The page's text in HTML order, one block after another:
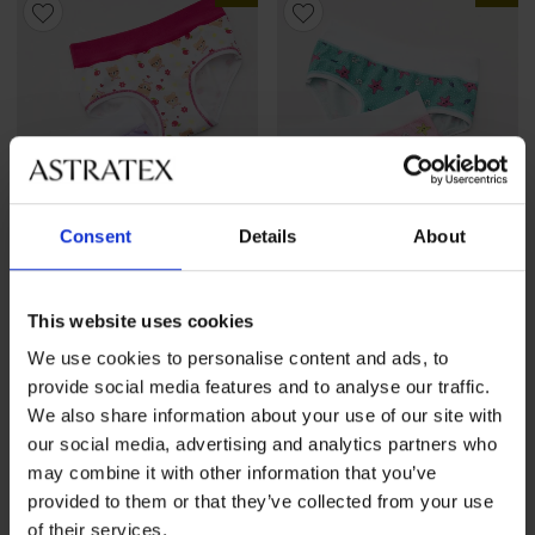
Consent Details About
This website uses cookies
We use cookies to personalise content and ads, to
provide social media features and to analyse our traffic.
We also share information about your use of our site with
our social media, advertising and analytics partners who
may combine it with other information that you’ve
provided to them or that they’ve collected from your use
of their services.
-25 % ALL25
3PACK Gaćice za djevojčice
Apple pamučne
15,99 €
11,99 €KodALL25
3PACK Gaćice za djevojčice
Ocean pamučne
15,99 €
11,99 € Kod ALL25